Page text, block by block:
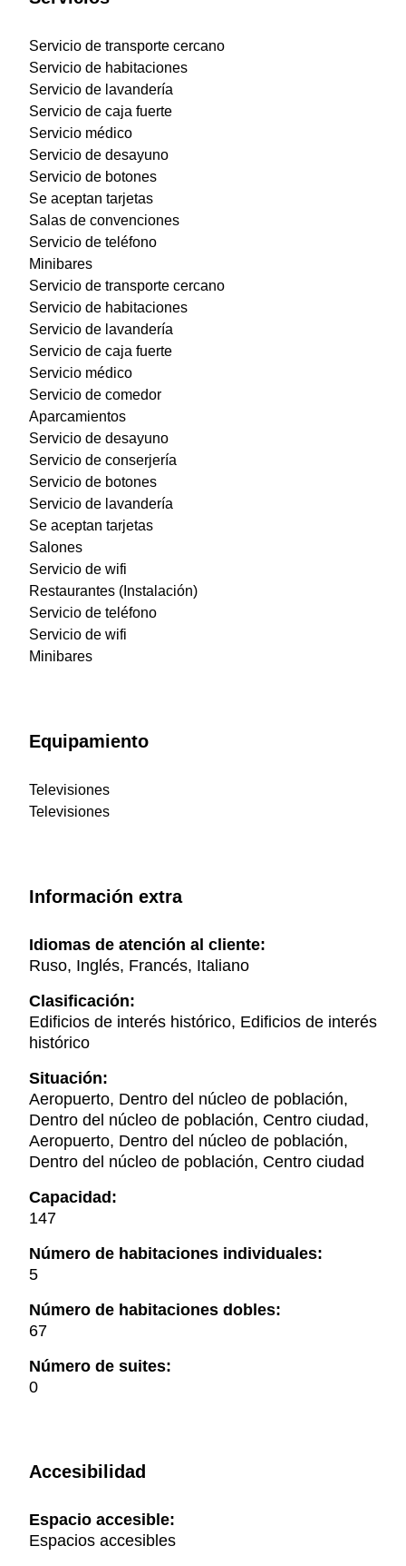
Servicio de transporte cercano
Servicio de habitaciones
Servicio de lavandería
Servicio de caja fuerte
Servicio médico
Servicio de desayuno
Servicio de botones
Se aceptan tarjetas
Salas de convenciones
Servicio de teléfono
Minibares
Servicio de transporte cercano
Servicio de habitaciones
Servicio de lavandería
Servicio de caja fuerte
Servicio médico
Servicio de comedor
Aparcamientos
Servicio de desayuno
Servicio de conserjería
Servicio de botones
Servicio de lavandería
Se aceptan tarjetas
Salones
Servicio de wifi
Restaurantes (Instalación)
Servicio de teléfono
Servicio de wifi
Minibares
Equipamiento
Televisiones
Televisiones
Información extra
Idiomas de atención al cliente:
Ruso, Inglés, Francés, Italiano
Clasificación:
Edificios de interés histórico, Edificios de interés
histórico
Situación:
Aeropuerto, Dentro del núcleo de población,
Dentro del núcleo de población, Centro ciudad,
Aeropuerto, Dentro del núcleo de población,
Dentro del núcleo de población, Centro ciudad
Capacidad:
147
Número de habitaciones individuales:
5
Número de habitaciones dobles:
67
Número de suites:
0
Accesibilidad
Espacio accesible:
Espacios accesibles